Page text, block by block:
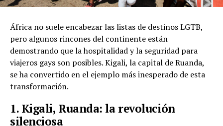
África no suele encabezar las listas de destinos LGTB,
pero algunos rincones del continente están
demostrando que la hospitalidad y la seguridad para
viajeros gays son posibles. Kigali, la capital de Ruanda,
se ha convertido en el ejemplo más inesperado de esta
transformación.
1. Kigali, Ruanda: la revolución
silenciosa